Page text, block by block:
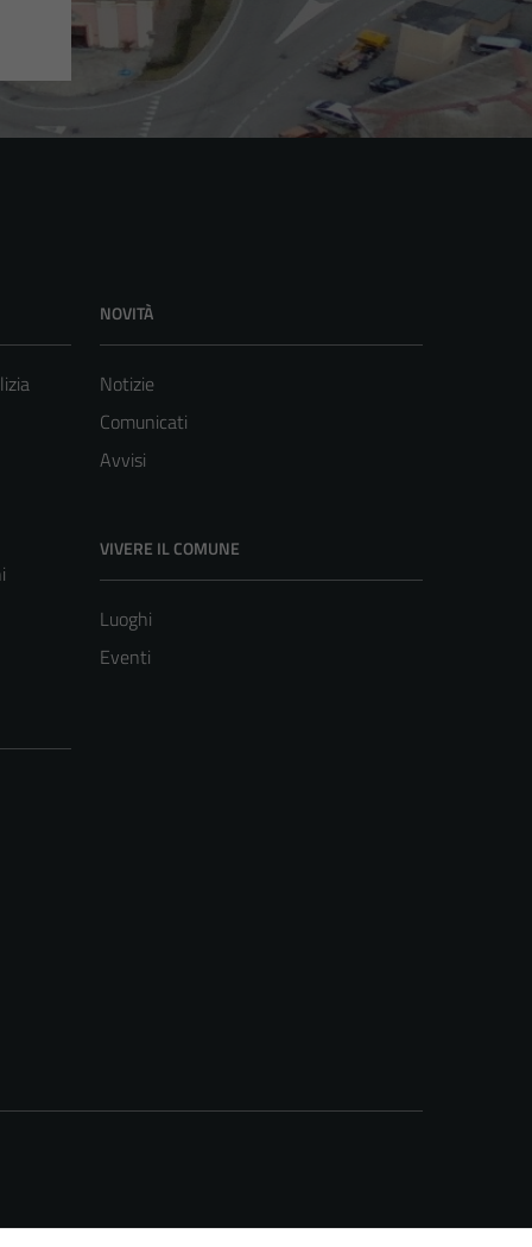
NOVITÀ
Notizie
Comunicati
Avvisi
VIVERE IL COMUNE
Luoghi
Eventi